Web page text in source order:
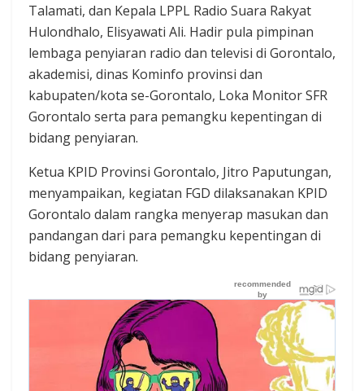
Talamati, dan Kepala LPPL Radio Suara Rakyat
Hulondhalo, Elisyawati Ali. Hadir pula pimpinan
lembaga penyiaran radio dan televisi di Gorontalo,
akademisi, dinas Kominfo provinsi dan
kabupaten/kota se-Gorontalo, Loka Monitor SFR
Gorontalo serta para pemangku kepentingan di
bidang penyiaran.
Ketua KPID Provinsi Gorontalo, Jitro Paputungan,
menyampaikan, kegiatan FGD dilaksanakan KPID
Gorontalo dalam rangka menyerap masukan dan
pandangan dari para pemangku kepentingan di
bidang penyiaran.